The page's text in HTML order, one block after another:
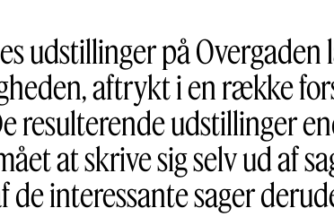
udstillinger på Overgaden
aftrykt i en række
resulterende udstillinger
at skrive sig selv ud af
interessante sager